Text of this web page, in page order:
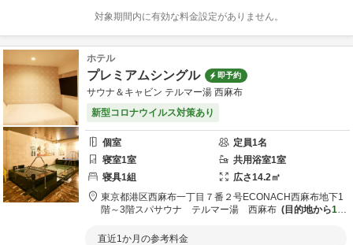
対象期間内に有効な料金設定がありません。
ホテル
プレミアムシングル 即予約
サウナ＆キャビン テルマー湯 西麻布
新型コロナウイルス対策あり
個室 定員1名
寝室1室 共用浴室1室
寝具1組 広さ14.2㎡
東京都港区西麻布一丁目７番２号ECONACH西麻布地下1
階～3階スパサウナ テルマー湯 西麻布 目的地から1.6
直近1か月の参考料金